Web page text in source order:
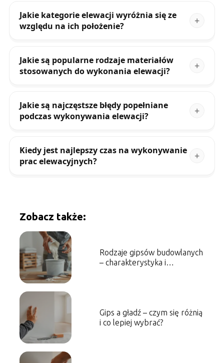
Jakie kategorie elewacji wyróżnia się ze
względu na ich położenie?
Jakie są popularne rodzaje materiałów
stosowanych do wykonania elewacji?
Jakie są najczęstsze błędy popełniane
podczas wykonywania elewacji?
Kiedy jest najlepszy czas na wykonywanie
prac elewacyjnych?
Zobacz także:
Rodzaje gipsów budowlanych
– charakterystyka i
Gips a gładź – czym się różnią
i co lepiej wybrać?